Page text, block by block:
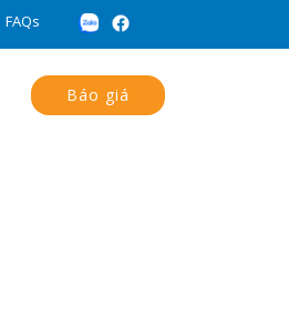
FAQs
Báo giá